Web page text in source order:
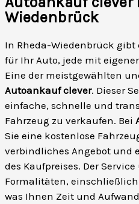
Wiedenbrück
In Rheda-Wiedenbrück gibt
für Ihr Auto, jede mit
Eine der meistgewählten
Autoankauf clever. Dieser
einfache, schnelle und
Fahrzeug zu verkaufen. Bei
Sie eine kostenlose
verbindliches Angebot und
des Kaufpreises. Der
Formalitäten,
was Ihnen Zeit und